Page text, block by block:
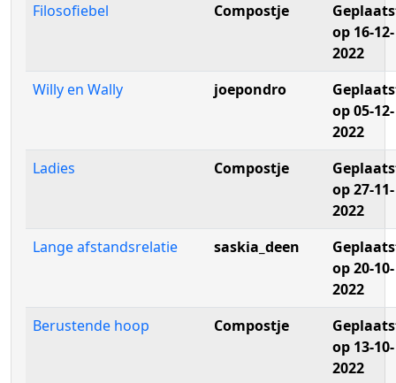
Filosofiebel
Compostje
op 16-12-
2022
Willy en Wally
joepondro
op 05-12-
2022
Ladies
Compostje
op 27-11-
2022
Lange afstandsrelatie
saskia_deen
op 20-10-
2022
Berustende hoop
Compostje
op 13-10-
2022